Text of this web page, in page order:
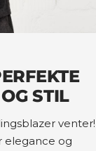
STIL
venter!
elegance og